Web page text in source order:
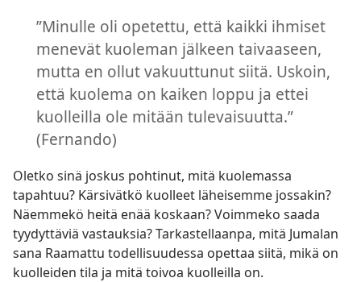
”Minulle oli opetettu, että kaikki ihmiset
menevät kuoleman jälkeen taivaaseen,
mutta en ollut vakuuttunut siitä. Uskoin,
että kuolema on kaiken loppu ja ettei
kuolleilla ole mitään tulevaisuutta.”
(Fernando)
Oletko sinä joskus pohtinut, mitä kuolemassa
tapahtuu? Kärsivätkö kuolleet läheisemme jossakin?
Näemmekö heitä enää koskaan? Voimmeko saada
tyydyttäviä vastauksia? Tarkastellaanpa, mitä Jumalan
sana Raamattu todellisuudessa opettaa siitä, mikä on
kuolleiden tila ja mitä toivoa kuolleilla on.